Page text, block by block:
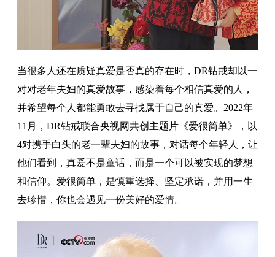
当很多人还在质疑真爱是否真的存在时，DR钻戒却以一
对对老年夫妇的真爱故事，感染着每个相信真爱的人，
并希望每个人都能勇敢去寻找属于自己的真爱。2022年
11月，DR钻戒联合央视网共创主题片《爱很简单》，以
4对携手白头的老一辈夫妇的故事，对话每个年轻人，让
他们看到，真爱不是童话，而是一个可以被实现的梦想
和信仰。爱很简单，是慎重选择、坚定承诺，并用一生
去珍惜，你也会遇见一份美好的爱情。